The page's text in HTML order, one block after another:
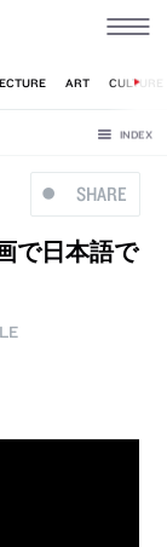
SHARE
で日本語で